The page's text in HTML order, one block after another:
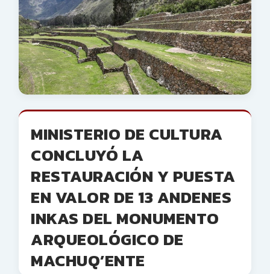
MINISTERIO DE CULTURA
CONCLUYÓ LA
RESTAURACIÓN Y PUESTA
EN VALOR DE 13 ANDENES
INKAS DEL MONUMENTO
ARQUEOLÓGICO DE
MACHUQ’ENTE